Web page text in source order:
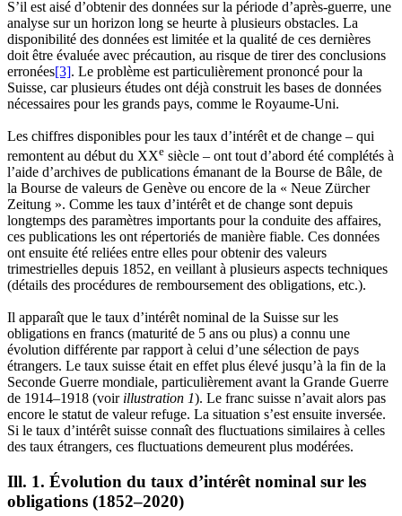
S’il est aisé d’obtenir des données sur la période d’après-guerre, une
analyse sur un horizon long se heurte à plusieurs obstacles. La
disponibilité des données est limitée et la qualité de ces dernières
doit être évaluée avec précaution, au risque de tirer des conclusions
erronées[3]. Le problème est particulièrement prononcé pour la
Suisse, car plusieurs études ont déjà construit les bases de données
nécessaires pour les grands pays, comme le Royaume-Uni.
Les chiffres disponibles pour les taux d’intérêt et de change – qui
remontent au début du XXe siècle – ont tout d’abord été complétés à
l’aide d’archives de publications émanant de la Bourse de Bâle, de
la Bourse de valeurs de Genève ou encore de la « Neue Zürcher
Zeitung ». Comme les taux d’intérêt et de change sont depuis
longtemps des paramètres importants pour la conduite des affaires,
ces publications les ont répertoriés de manière fiable. Ces données
ont ensuite été reliées entre elles pour obtenir des valeurs
trimestrielles depuis 1852, en veillant à plusieurs aspects techniques
(détails des procédures de remboursement des obligations, etc.).
Il apparaît que le taux d’intérêt nominal de la Suisse sur les
obligations en francs (maturité de 5 ans ou plus) a connu une
évolution différente par rapport à celui d’une sélection de pays
étrangers. Le taux suisse était en effet plus élevé jusqu’à la fin de la
Seconde Guerre mondiale, particulièrement avant la Grande Guerre
de 1914–1918 (voir illustration 1). Le franc suisse n’avait alors pas
encore le statut de valeur refuge. La situation s’est ensuite inversée.
Si le taux d’intérêt suisse connaît des fluctuations similaires à celles
des taux étrangers, ces fluctuations demeurent plus modérées.
Ill. 1. Évolution du taux d’intérêt nominal sur les
obligations (1852–2020)